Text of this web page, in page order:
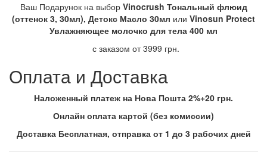
Ваш Подарунок на выборVinocrush Тональный флюид
(оттенок 3, 30мл), Детокс Масло 30мл или Vinosun Protect
Увлажняющее молочко для тела 400 мл
с заказом от 3999 грн.
Оплата и Доставка
Наложенный платеж на Нова Пошта 2%+20 грн.
Онлайн оплата картой (без комиссии)
Доставка Бесплатная, отправка от 1 до 3 рабочих дней